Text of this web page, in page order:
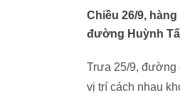
Chiều 26/9,
đường Huỳnh
Trưa 25/9, đường
vị trí cách nhau